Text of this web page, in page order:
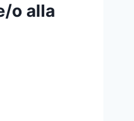
o alla